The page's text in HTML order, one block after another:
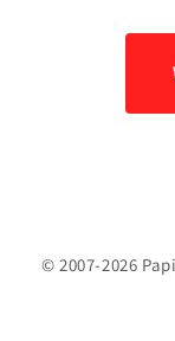
© 2007-2026